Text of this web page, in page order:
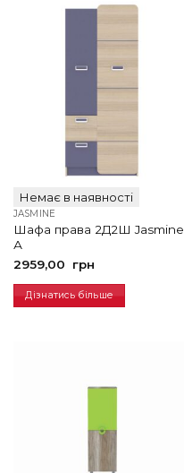
Немає в наявності
JASMINE
Шафа права 2Д2Ш Jasmine
А
2959,00
грн
Дізнатись більше